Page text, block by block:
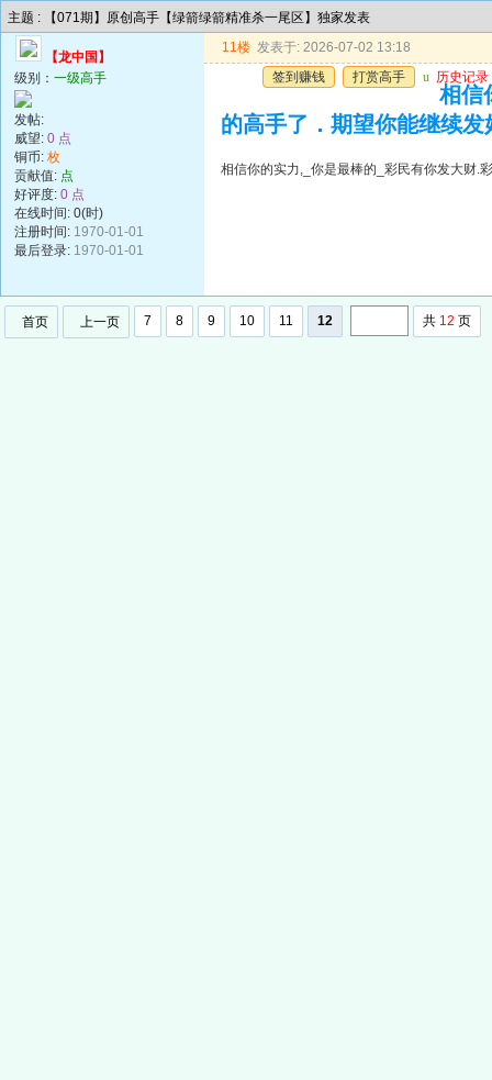
主题 : 【071期】原创高手【绿箭绿箭精准杀一尾区】独家发表
【龙中国】
级别： 一级高手
发帖:
威望: 0 点
铜币: 枚
贡献值: 点
好评度: 0 点
在线时间: 0(时)
注册时间: 1970-01-01
最后登录: 1970-01-01
11楼 发表于: 2026-07-02 13:18
签到赚钱
打赏高手 u 历史记录
相信
的高手了．期望你能继续发
相信你的实力,_你是最棒的_彩民有你发大财.
首页 上一页 7 8 9 10 11 12 共 12 页